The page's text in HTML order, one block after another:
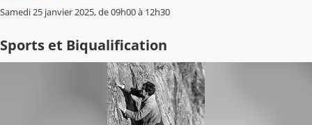
Samedi 25 janvier 2025, de 09h00 à 12h30
Sports et Biqualification